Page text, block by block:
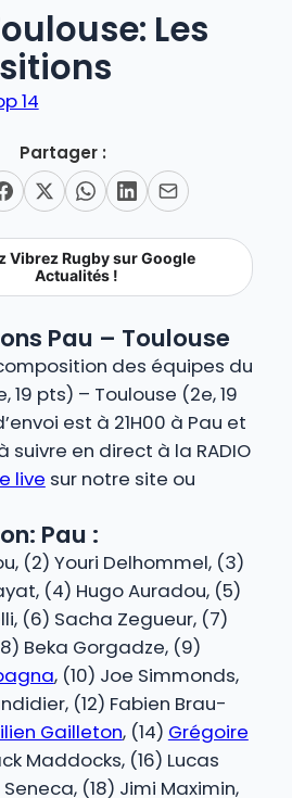
Les
14
Partager :
Vibrez Rugby sur Google
Actualités !
Pau – Toulouse
des équipes du
19 pts) – Toulouse (2e, 19
est à 21H00 à Pau et
suivre en direct à la RADIO
live sur notre site ou
Pau :
(2) Youri Delhommel, (3)
(4) Hugo Auradou, (5)
(6) Sacha Zegueur, (7)
Beka Gorgadze, (9)
, (10) Joe Simmonds,
(12) Fabien Brau-
Gailleton, (14) Grégoire
Maddocks, (16) Lucas
Seneca, (18) Jimi Maximin,